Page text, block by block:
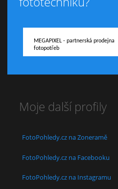
MEGAPIXEL - partnerská prodejna
fotopotřeb
Moje další profily
FotoPohledy.cz na Zoneramě
FotoPohledy.cz na Facebooku
FotoPohledy.cz na Instagramu